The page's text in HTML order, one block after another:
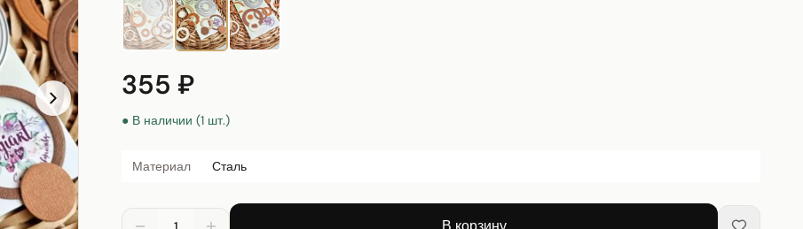
355 ₽
● В наличии (1 шт.)
Материал Сталь